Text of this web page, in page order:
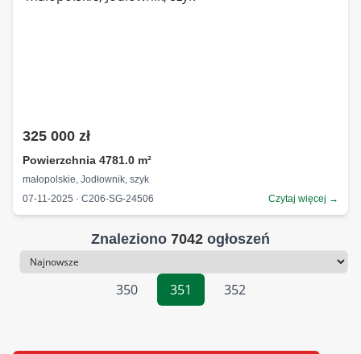
325 000 zł
Powierzchnia 4781.0 m²
małopolskie, Jodłownik, szyk
07-11-2025 · C206-SG-24506
Czytaj więcej →
Znaleziono 7042 ogłoszeń
Sortowanie
350
351 352